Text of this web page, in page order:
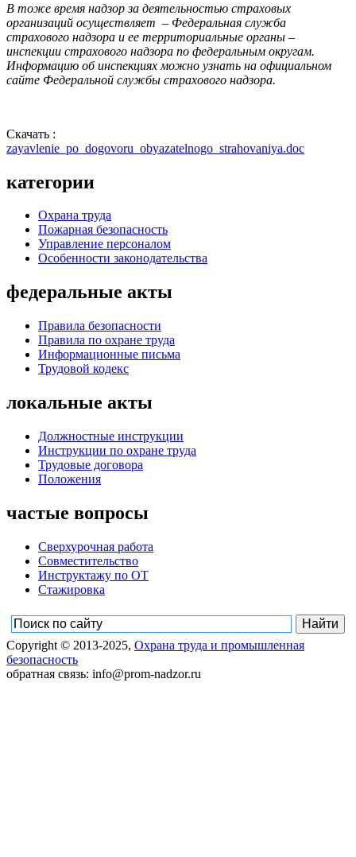
В тоже время надзор за деятельностью страховых
организаций осуществляет – Федеральная служба
страхового надзора и ее территориальные органы –
инспекции страхового надзора по федеральным округам.
Информацию об инспекциях можно узнать на официальном
сайте Федеральной службы страхового надзора.
Скачать :
zayavlenie_po_dogovoru_obyazatelnogo_strahovaniya.doc
категории
Охрана труда
Пожарная безопасность
Управление персоналом
Особенности законодательства
федеральные акты
Правила безопасности
Правила по охране труда
Информационные письма
Трудовой кодекс
локальные акты
Должностные инструкции
Инструкции по охране труда
Трудовые договора
Положения
частые вопросы
Сверхурочная работа
Совместительство
Инструктажу по ОТ
Стажировка
Copyright © 2013-2025, Охрана труда и промышленная
безопасность
обратная связь: info@prom-nadzor.ru